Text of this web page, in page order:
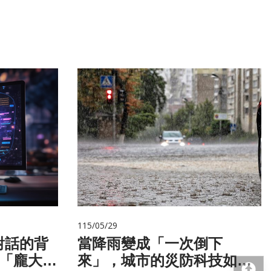
話的背
龐大算
115/05/29
當降雨變成「一次倒下
來」，城市的災防科技如何